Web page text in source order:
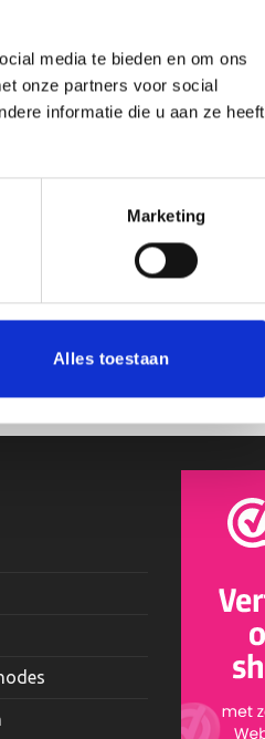
media te bieden en om ons
onze partners voor social
informatie die u aan ze heeft
Marketing
Alles toestaan